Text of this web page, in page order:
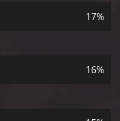
17%
16%